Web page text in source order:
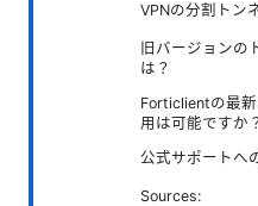
VPNの分割トン
旧バージョンの
は？
Forticlientの最
用は可能ですか
公式サポートへ
Sources: